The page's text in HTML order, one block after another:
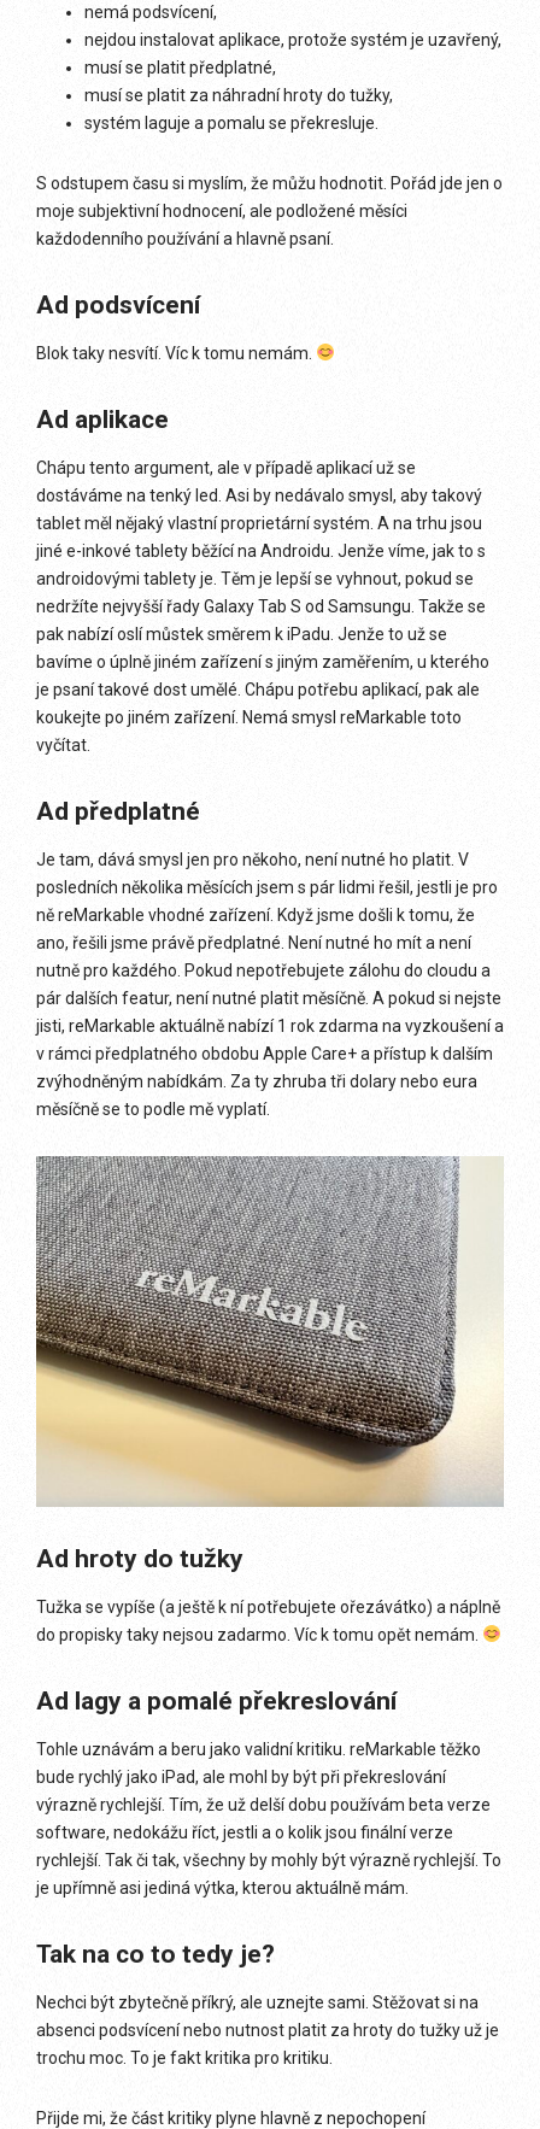
nemá podsvícení,
nejdou instalovat aplikace, protože systém je uzavřený,
musí se platit předplatné,
musí se platit za náhradní hroty do tužky,
systém laguje a pomalu se překresluje.
S odstupem času si myslím, že můžu hodnotit. Pořád jde jen o
moje subjektivní hodnocení, ale podložené měsíci
každodenního používání a hlavně psaní.
Ad podsvícení
Blok taky nesvítí. Víc k tomu nemám.
Ad aplikace
Chápu tento argument, ale v případě aplikací už se
dostáváme na tenký led. Asi by nedávalo smysl, aby takový
tablet měl nějaký vlastní proprietární systém. A na trhu jsou
jiné e-inkové tablety běžící na Androidu. Jenže víme, jak to s
androidovými tablety je. Těm je lepší se vyhnout, pokud se
nedržíte nejvyšší řady Galaxy Tab S od Samsungu. Takže se
pak nabízí oslí můstek směrem k iPadu. Jenže to už se
bavíme o úplně jiném zařízení s jiným zaměřením, u kterého
je psaní takové dost umělé. Chápu potřebu aplikací, pak ale
koukejte po jiném zařízení. Nemá smysl reMarkable toto
vyčítat.
Ad předplatné
Je tam, dává smysl jen pro někoho, není nutné ho platit. V
posledních několika měsících jsem s pár lidmi řešil, jestli je pro
ně reMarkable vhodné zařízení. Když jsme došli k tomu, že
ano, řešili jsme právě předplatné. Není nutné ho mít a není
nutně pro každého. Pokud nepotřebujete zálohu do cloudu a
pár dalších featur, není nutné platit měsíčně. A pokud si nejste
jisti, reMarkable aktuálně nabízí 1 rok zdarma na vyzkoušení a
v rámci předplatného obdobu Apple Care+ a přístup k dalším
zvýhodněným nabídkám. Za ty zhruba tři dolary nebo eura
měsíčně se to podle mě vyplatí.
Ad hroty do tužky
Tužka se vypíše (a ještě k ní potřebujete ořezávátko) a náplně
do propisky taky nejsou zadarmo. Víc k tomu opět nemám.
Ad lagy a pomalé překreslování
Tohle uznávám a beru jako validní kritiku. reMarkable těžko
bude rychlý jako iPad, ale mohl by být při překreslování
výrazně rychlejší. Tím, že už delší dobu používám beta verze
software, nedokážu říct, jestli a o kolik jsou finální verze
rychlejší. Tak či tak, všechny by mohly být výrazně rychlejší. To
je upřímně asi jediná výtka, kterou aktuálně mám.
Tak na co to tedy je?
Nechci být zbytečně příkrý, ale uznejte sami. Stěžovat si na
absenci podsvícení nebo nutnost platit za hroty do tužky už je
trochu moc. To je fakt kritika pro kritiku.
Přijde mi, že část kritiky plyne hlavně z nepochopení